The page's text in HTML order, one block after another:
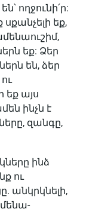
ողջունի՛ր:
եք,
եք: Ձեր
են, ձեր
այս
ինչն է
զանգը,
ինձ
ու
անկրկնելի,